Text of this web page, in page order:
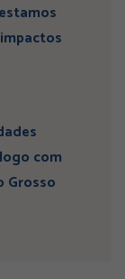
com
Grosso